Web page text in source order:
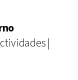
|